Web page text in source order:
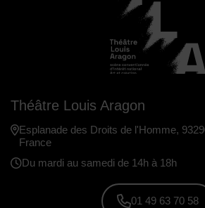
Théâtre Louis Aragon
Esplanade des Droits de l'Homme,
France
Du mardi au samedi de 14h à 18h
01 49 63 70 58